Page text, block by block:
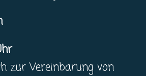
zur Vereinbarung von